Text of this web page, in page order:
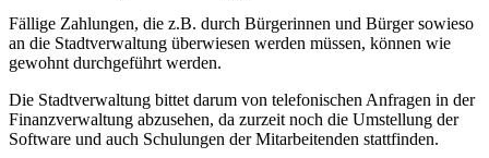
Fällige Zahlungen, die z.B. durch Bürgerinnen und Bürger sowieso
an die Stadtverwaltung überwiesen werden müssen, können wie
gewohnt durchgeführt werden.
Die Stadtverwaltung bittet darum von telefonischen Anfragen in der
Finanzverwaltung abzusehen, da zurzeit noch die Umstellung der
Software und auch Schulungen der Mitarbeitenden stattfinden.